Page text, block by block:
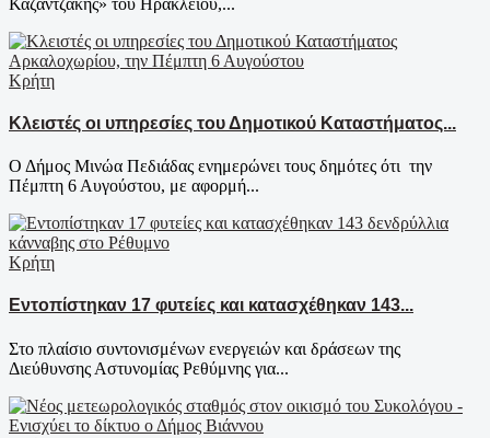
Κρήτη
Κλειστές οι υπηρεσίες του Δημοτικού Καταστήματος...
Ο Δήμος Μινώα Πεδιάδας ενημερώνει τους δημότες ότι την
Πέμπτη 6 Αυγούστου, με αφορμή...
Κρήτη
Εντοπίστηκαν 17 φυτείες και κατασχέθηκαν 143...
Στο πλαίσιο συντονισμένων ενεργειών και δράσεων της
Διεύθυνσης Αστυνομίας Ρεθύμνης για...